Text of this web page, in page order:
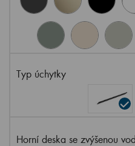
Typ úchytky
Horní deska se zvýšenou